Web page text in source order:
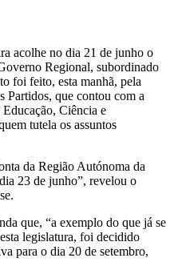
acolhe no dia 21 de junho o
Regional, subordinado
foi feito, esta manhã, pela
Partidos, que contou com a
Ciência e
tutela os assuntos
da Região Autónoma da
23 de junho”, revelou o
que, “a exemplo do que já se
legislatura, foi decidido
para o dia 20 de setembro,